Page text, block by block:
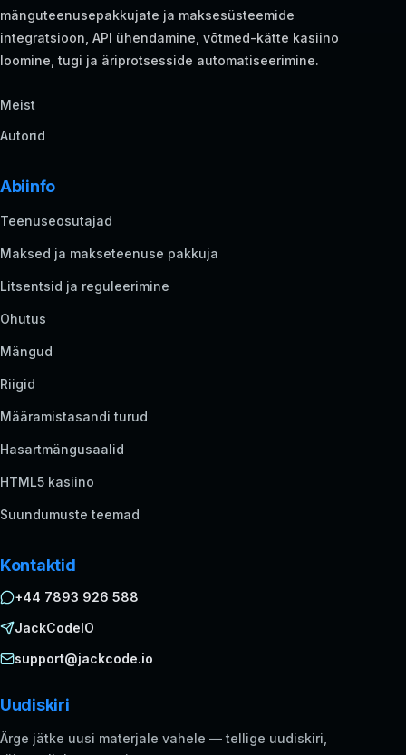
mänguteenusepakkujate ja maksesüsteemide
integratsioon, API ühendamine, võtmed-kätte kasiino
loomine, tugi ja äriprotsesside automatiseerimine.
Meist
Autorid
Abiinfo
Teenuseosutajad
Maksed ja makseteenuse pakkuja
Litsentsid ja reguleerimine
Ohutus
Mängud
Riigid
Määramistasandi turud
Hasartmängusaalid
HTML5 kasiino
Suundumuste teemad
Kontaktid
+44 7893 926 588
JackCodeIO
support@jackcode.io
Uudiskiri
Ärge jätke uusi materjale vahele — tellige uudiskiri,